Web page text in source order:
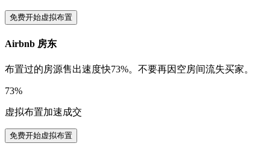
免费开始虚拟布置
Airbnb 房东
布置过的房源售出速度快73%。不要再因空房间流失买家。
73%
虚拟布置加速成交
免费开始虚拟布置